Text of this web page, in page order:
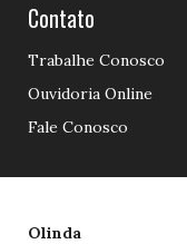
Contato
Trabalhe Conosco
Ouvidoria Online
Fale Conosco
Olinda